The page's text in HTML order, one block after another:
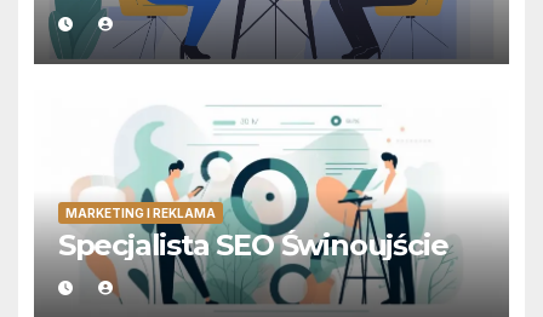
MARKETING I REKLAMA
Specjalista SEO Świnoujście